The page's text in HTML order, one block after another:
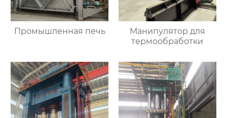
Промышленная печь
Манипулятор для
термообработки